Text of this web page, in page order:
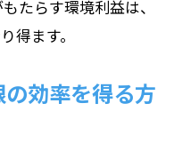
たらす環境利益は、
得ます。
効率を得る方